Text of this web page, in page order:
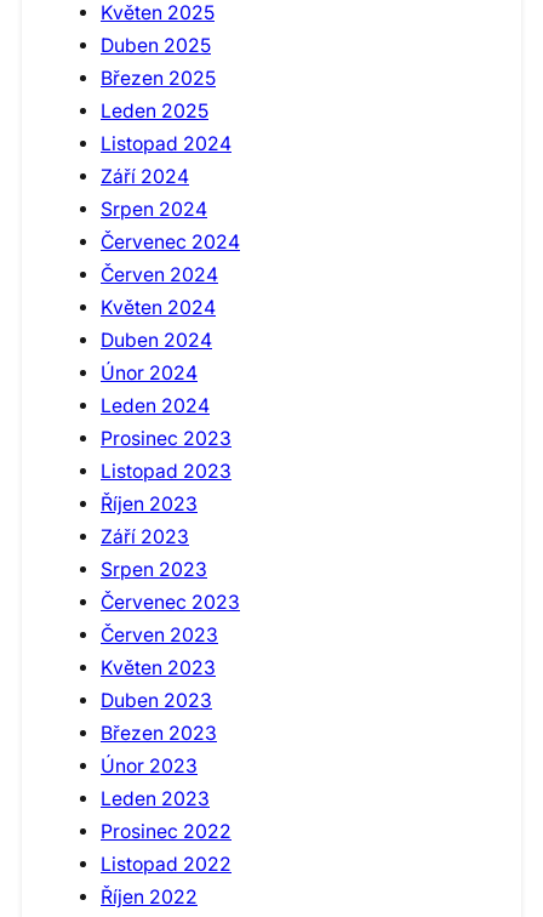
Květen 2025
Duben 2025
Březen 2025
Leden 2025
Listopad 2024
Září 2024
Srpen 2024
Červenec 2024
Červen 2024
Květen 2024
Duben 2024
Únor 2024
Leden 2024
Prosinec 2023
Listopad 2023
Říjen 2023
Září 2023
Srpen 2023
Červenec 2023
Červen 2023
Květen 2023
Duben 2023
Březen 2023
Únor 2023
Leden 2023
Prosinec 2022
Listopad 2022
Říjen 2022